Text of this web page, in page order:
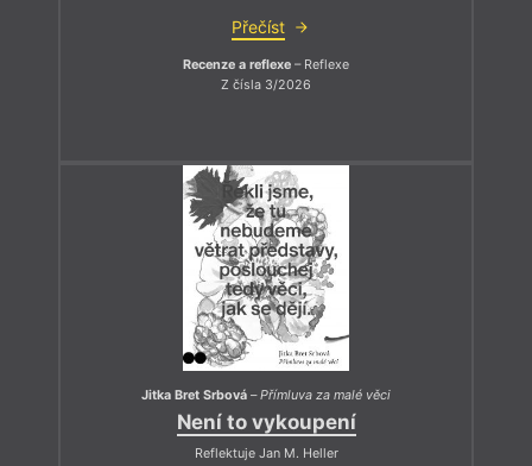
Přečíst
Recenze a reflexe – Reflexe
Z čísla 3/2026
Jitka Bret Srbová –Přímluva za malé věci
Není to vykoupení
Reflektuje Jan M. Heller